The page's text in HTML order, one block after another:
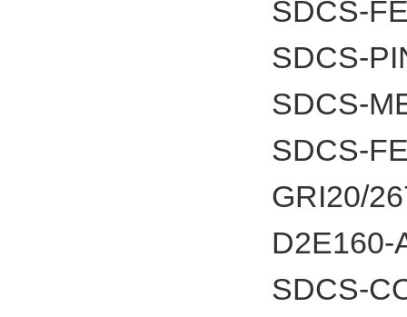
SDCS-
SDCS-
SDCS-
SDCS-
GRI20/
D2E160-
SDCS-